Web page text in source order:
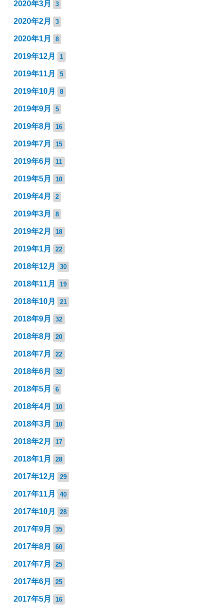
2020年3月 3
2020年2月 3
2020年1月 8
2019年12月 1
2019年11月 5
2019年10月 8
2019年9月 5
2019年8月 16
2019年7月 15
2019年6月 11
2019年5月 10
2019年4月 2
2019年3月 8
2019年2月 18
2019年1月 22
2018年12月 30
2018年11月 19
2018年10月 21
2018年9月 32
2018年8月 20
2018年7月 22
2018年6月 32
2018年5月 6
2018年4月 10
2018年3月 10
2018年2月 17
2018年1月 28
2017年12月 29
2017年11月 40
2017年10月 28
2017年9月 35
2017年8月 60
2017年7月 25
2017年6月 25
2017年5月 16